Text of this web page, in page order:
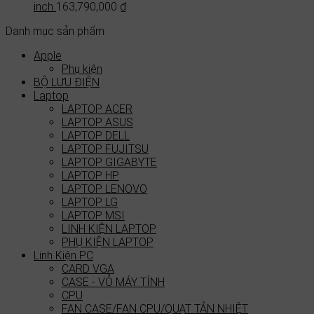
inch 163,790,000 ₫
Danh mục sản phẩm
Apple
Phụ kiện
BỘ LƯU ĐIỆN
Laptop
LAPTOP ACER
LAPTOP ASUS
LAPTOP DELL
LAPTOP FUJITSU
LAPTOP GIGABYTE
LAPTOP HP
LAPTOP LENOVO
LAPTOP LG
LAPTOP MSI
LINH KIỆN LAPTOP
PHỤ KIỆN LAPTOP
Linh Kiện PC
CARD VGA
CASE - VỎ MÁY TÍNH
CPU
FAN CASE/FAN CPU/QUẠT TẢN NHIỆT